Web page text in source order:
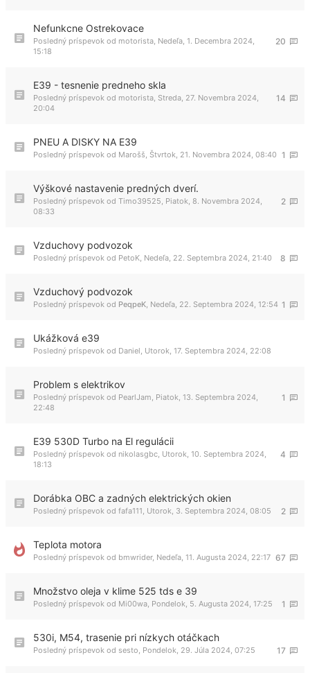
Nefunkcne Ostrekovace
20
Posledný príspevok od motorista Nedeľa, 1. Decembra 2024,
15:18
E39 - tesnenie predneho skla
14
Posledný príspevok od motorista Streda, 27. Novembra 2024,
20:04
PNEU A DISKY NA E39
1
Posledný príspevok od Marošš Štvrtok, 21. Novembra 2024, 08:40
Výškové nastavenie predných dverí.
2
Posledný príspevok od Timo39525 Piatok, 8. Novembra 2024,
08:33
Vzduchovy podvozok
8
Posledný príspevok od PetoK Nedeľa, 22. Septembra 2024, 21:40
Vzduchový podvozok
1
Posledný príspevok od PeqpeK Nedeľa, 22. Septembra 2024, 12:54
Ukážková e39
Posledný príspevok od Daniel Utorok, 17. Septembra 2024, 22:08
Problem s elektrikov
1
Posledný príspevok od PearlJam Piatok, 13. Septembra 2024,
22:48
E39 530D Turbo na El regulácii
4
Posledný príspevok od nikolasgbc Utorok, 10. Septembra 2024,
18:13
Dorábka OBC a zadných elektrických okien
2
Posledný príspevok od fafa111 Utorok, 3. Septembra 2024, 08:05
Teplota motora
67
Posledný príspevok od bmwrider, Nedeľa, 11. Augusta 2024, 22:17
Množstvo oleja v klime 525 tds e 39
1
Posledný príspevok od Mi00wa Pondelok, 5. Augusta 2024, 17:25
530i, M54, trasenie pri nízkych otáčkach
17
Posledný príspevok od sesto Pondelok, 29. Júla 2024, 07:25